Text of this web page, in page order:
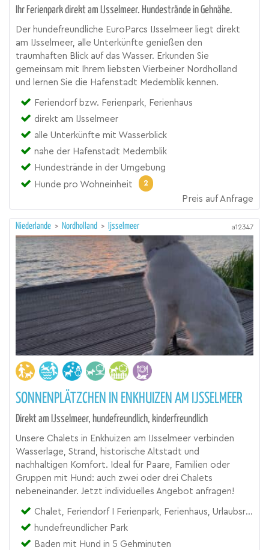
Ihr Ferienpark direkt am IJsselmeer. Hundestrände in Gehnähe.
Der hundefreundliche EuroParcs IJsselmeer liegt direkt
am IJsselmeer, alle Unterkünfte genießen den
traumhaften Blick auf das Wasser. Erkunden Sie
gemeinsam mit Ihrem liebsten Vierbeiner Nordholland
und lernen Sie die Hafenstadt Medemblik kennen.
Feriendorf bzw. Ferienpark, Ferienhaus
direkt am IJsselmeer
alle Unterkünfte mit Wasserblick
nahe der Hafenstadt Medemblik
Hundestrände in der Umgebung
Hunde pro Wohneinheit
2
Preis auf Anfrage
Niederlande > Nordholland > Ijsselmeer a12347
SONNENPLÄTZCHEN IN ENKHUIZEN AM IJSSELMEER
Direkt am IJsselmeer, hundefreundlich, kinderfreundlich
Unsere Chalets in Enkhuizen am IJsselmeer verbinden
Wasserlage, Strand, historische Altstadt und
nachhaltigen Komfort. Ideal für Paare, Familien oder
Gruppen mit Hund: auch zwei oder drei Chalets
nebeneinander. Jetzt individuelles Angebot anfragen!
Chalet, Feriendorf I Ferienpark, Ferienhaus, Urlaubsresort
hundefreundlicher Park
Baden mit Hund in 5 Gehminuten